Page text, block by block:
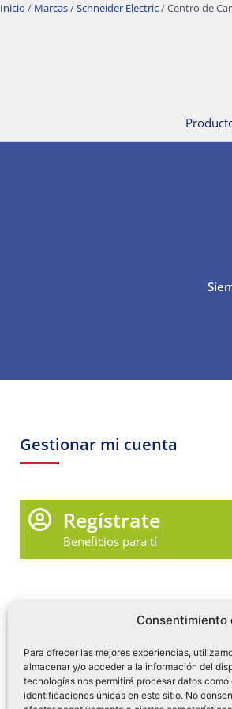
Consentimiento
Para ofrecer las mejores experiencias,
almacenar y/o acceder a la información del
tecnologías nos permitirá procesar datos
identificaciones únicas en este sitio. No
Inicio / Marcas/Schneider Electric/ Centro de
Gestionar mi cuenta
Regístrate
Beneficios para tí
Mi Cuenta en Tamex
Mis Favoritos